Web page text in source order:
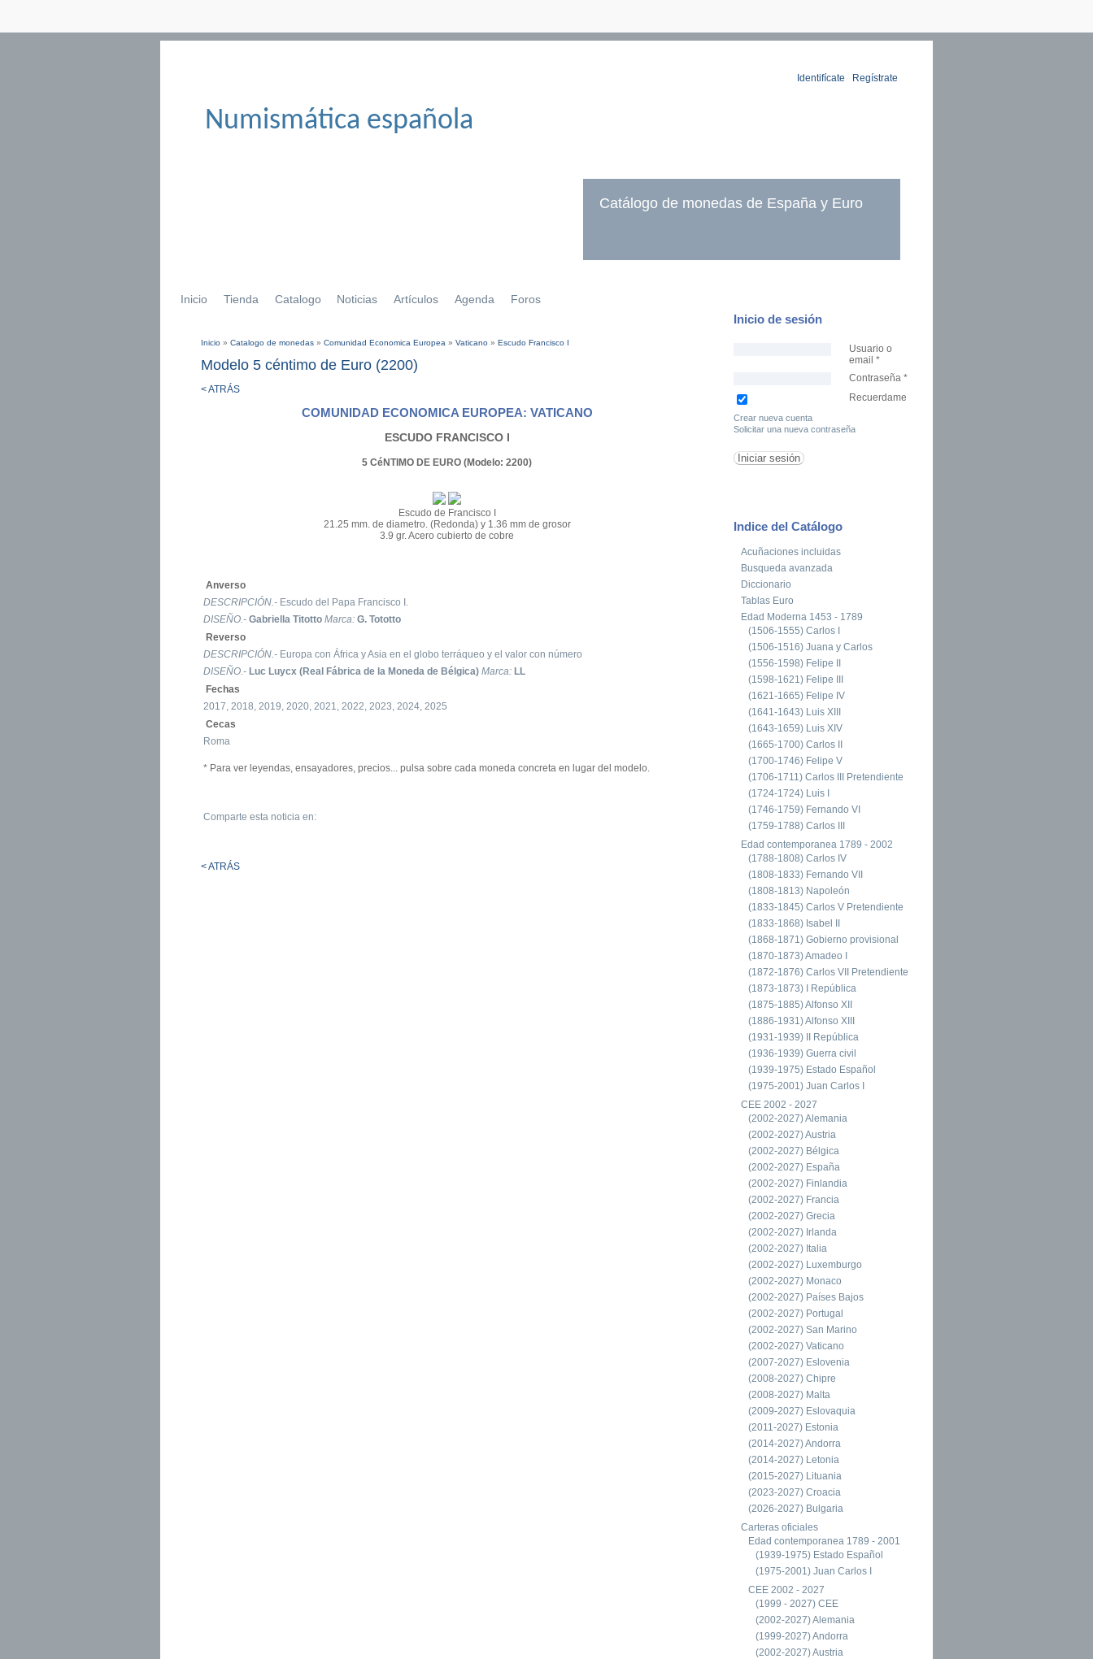
Numismática española
Identifícate Regístrate
Catálogo de monedas de España y Euro
Inicio Tienda Catalogo Noticias Artículos Agenda Foros
Se encuentra usted aquí
Inicio » Catalogo de monedas » Comunidad Economica Europea » Vaticano » Escudo Francisco I
Modelo 5 céntimo de Euro (2200)
< ATRÁS
COMUNIDAD ECONOMICA EUROPEA: VATICANO
ESCUDO FRANCISCO I
5 CéNTIMO DE EURO (Modelo: 2200)
Escudo de Francisco I
21.25 mm. de diametro. (Redonda) y 1.36 mm de grosor
3.9 gr. Acero cubierto de cobre
Anverso
DESCRIPCIÓN.- Escudo del Papa Francisco I.
DISEÑO.- Gabriella Titotto Marca: G. Tototto
Reverso
DESCRIPCIÓN.- Europa con África y Asia en el globo terráqueo y el valor con número
DISEÑO.- Luc Luycx (Real Fábrica de la Moneda de Bélgica) Marca: LL
Fechas
2017, 2018, 2019, 2020, 2021, 2022, 2023, 2024, 2025
Cecas
Roma
* Para ver leyendas, ensayadores, precios... pulsa sobre cada moneda concreta en lugar del modelo.
Comparte esta noticia en:
< ATRÁS
Inicio de sesión
Usuario o
email *
Contraseña *
Recuerdame
Crear nueva cuenta
Solicitar una nueva contraseña
Indice del Catálogo
Acuñaciones incluidas
Busqueda avanzada
Diccionario
Tablas Euro
Edad Moderna 1453 - 1789
(1506-1555) Carlos I
(1506-1516) Juana y Carlos
(1556-1598) Felipe II
(1598-1621) Felipe III
(1621-1665) Felipe IV
(1641-1643) Luis XIII
(1643-1659) Luis XIV
(1665-1700) Carlos II
(1700-1746) Felipe V
(1706-1711) Carlos III Pretendiente
(1724-1724) Luis I
(1746-1759) Fernando VI
(1759-1788) Carlos III
Edad contemporanea 1789 - 2002
(1788-1808) Carlos IV
(1808-1833) Fernando VII
(1808-1813) Napoleón
(1833-1845) Carlos V Pretendiente
(1833-1868) Isabel II
(1868-1871) Gobierno provisional
(1870-1873) Amadeo I
(1872-1876) Carlos VII Pretendiente
(1873-1873) I República
(1875-1885) Alfonso XII
(1886-1931) Alfonso XIII
(1931-1939) II República
(1936-1939) Guerra civil
(1939-1975) Estado Español
(1975-2001) Juan Carlos I
CEE 2002 - 2027
(2002-2027) Alemania
(2002-2027) Austria
(2002-2027) Bélgica
(2002-2027) España
(2002-2027) Finlandia
(2002-2027) Francia
(2002-2027) Grecia
(2002-2027) Irlanda
(2002-2027) Italia
(2002-2027) Luxemburgo
(2002-2027) Monaco
(2002-2027) Países Bajos
(2002-2027) Portugal
(2002-2027) San Marino
(2002-2027) Vaticano
(2007-2027) Eslovenia
(2008-2027) Chipre
(2008-2027) Malta
(2009-2027) Eslovaquia
(2011-2027) Estonia
(2014-2027) Andorra
(2014-2027) Letonia
(2015-2027) Lituania
(2023-2027) Croacia
(2026-2027) Bulgaria
Carteras oficiales
Edad contemporanea 1789 - 2001
(1939-1975) Estado Español
(1975-2001) Juan Carlos I
CEE 2002 - 2027
(1999 - 2027) CEE
(2002-2027) Alemania
(1999-2027) Andorra
(2002-2027) Austria